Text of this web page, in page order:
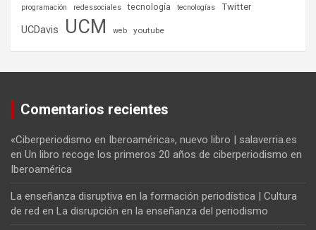
programación
redessociales tecnología tecnologías Twitter
UCDavis UCM web youtube
Comentarios recientes
«Ciberperiodismo en Iberoamérica», nuevo libro | salaverria.es
en Un libro recoge los primeros 20 años de ciberperiodismo en
Iberoamérica
La enseñanza disruptiva en la formación periodística | Cultura
de red en La disrupción en la enseñanza del periodismo